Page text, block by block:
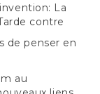
La
contre
de penser en
au